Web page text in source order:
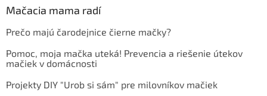
Mačacia mama radí
Prečo majú čarodejnice čierne mačky?
Pomoc, moja mačka uteká! Prevencia a riešenie útekov
mačiek v domácnosti
Projekty DIY "Urob si sám" pre milovníkov mačiek